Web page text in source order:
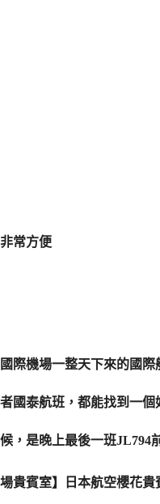
常方便
際機場一整天下來的國
國泰航班，都能找到一
，是晚上最後一班JL794